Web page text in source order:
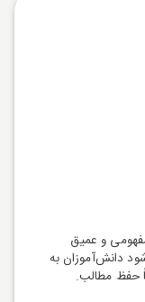
و عمیق
دانش‌آموزان به
حفظ مطالب.